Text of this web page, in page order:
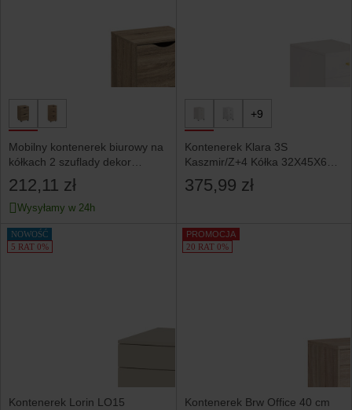
Mobilny kontenerek biurowy na
kółkach 2 szuflady dekor
drewniany beżowy
212,11 zł
Wysyłamy w 24h
+9
Kontenerek Klara 3S
Kaszmir/Z+4 Kółka 32X45X64
Cm
375,99 zł
NOWOŚĆ
5 RAT 0%
Kontenerek Lorin LO15
PROMOCJA
20 RAT 0%
Kontenerek Brw Office 40 cm